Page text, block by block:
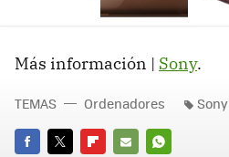
Más información | Sony.
TEMAS Ordenadores Sony